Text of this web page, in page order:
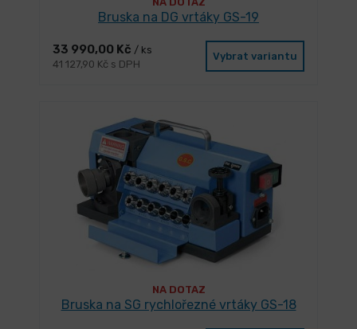
Bruska na DG vrtáky GS-19
33 990,00 Kč / ks
41 127,90 Kč s DPH
Vybrat variantu
NA DOTAZ
Bruska na SG rychlořezné vrtáky GS-18